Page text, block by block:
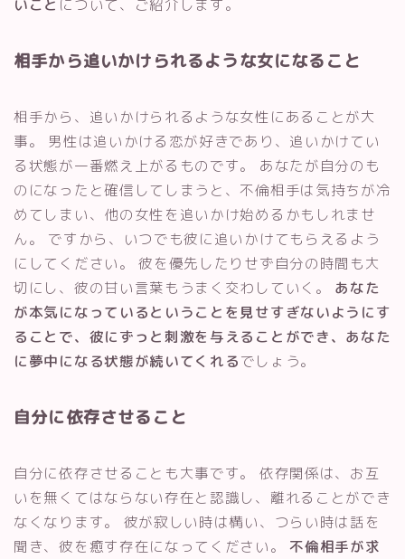
いこと について、ご紹介します。
相手から追いかけられるような女になること
相手から、追いかけられるような女性にあることが大
事。 男性は追いかける恋が好きであり、追いかけてい
る状態が一番燃え上がるものです。 あなたが自分のも
のになったと確信してしまうと、不倫相手は気持ちが冷
めてしまい、他の女性を追いかけ始めるかもしれませ
ん。 ですから、いつでも彼に追いかけてもらえるよう
にしてください。 彼を優先したりせず自分の時間も大
切にし、彼の甘い言葉もうまく交わしていく。 あなた
が本気になっているということを見せすぎないようにす
ることで、彼にずっと刺激を与えることができ、あなた
に夢中になる状態が続いてくれるでしょう。
自分に依存させること
自分に依存させることも大事です。 依存関係は、お互
いを無くてはならない存在と認識し、離れることができ
なくなります。 彼が寂しい時は構い、つらい時は話を
聞き、彼を癒す存在になってください。不倫相手が求